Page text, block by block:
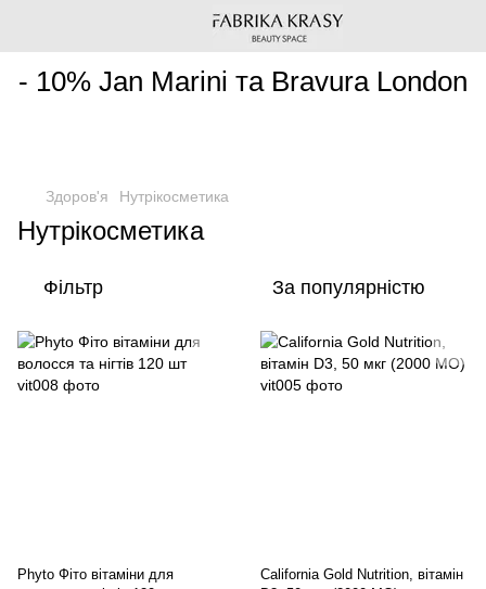
- 10% Jan Marini та Bravura London
Здоров'я Нутрікосметика
Нутрікосметика
Фільтр За популярністю
Phyto Фіто вітаміни для
California Gold Nutrition, вітамін